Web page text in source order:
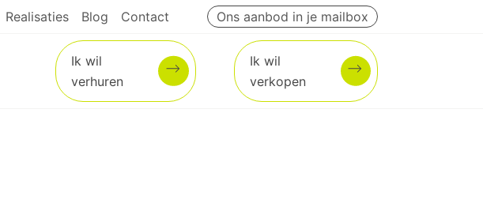
Realisaties Blog Contact Ons aanbod in je mailbox
Ik wil
verhuren
Ik wil
verkopen